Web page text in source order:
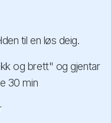
til en løs deig.
og brett" og gjentar
30 min